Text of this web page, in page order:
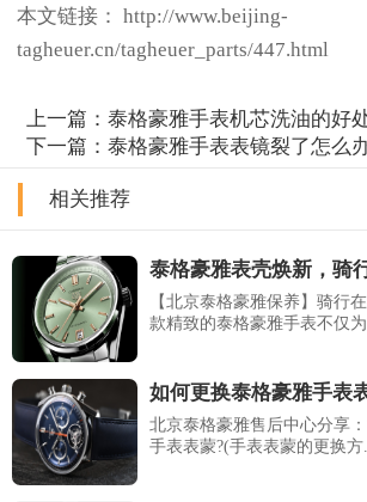
本文链接： http://www.beijing-
tagheuer.cn/tagheuer_parts/447.html
上一篇：泰格豪雅手表机芯洗油的好
下一篇：泰格豪雅手表表镜裂了怎么
相关推荐
泰格豪雅表壳焕新，骑
【北京泰格豪雅保养】骑行
款精致的泰格豪雅手表不仅为
如何更换泰格豪雅手表
北京泰格豪雅售后中心分享
手表表蒙?(手表表蒙的更换方